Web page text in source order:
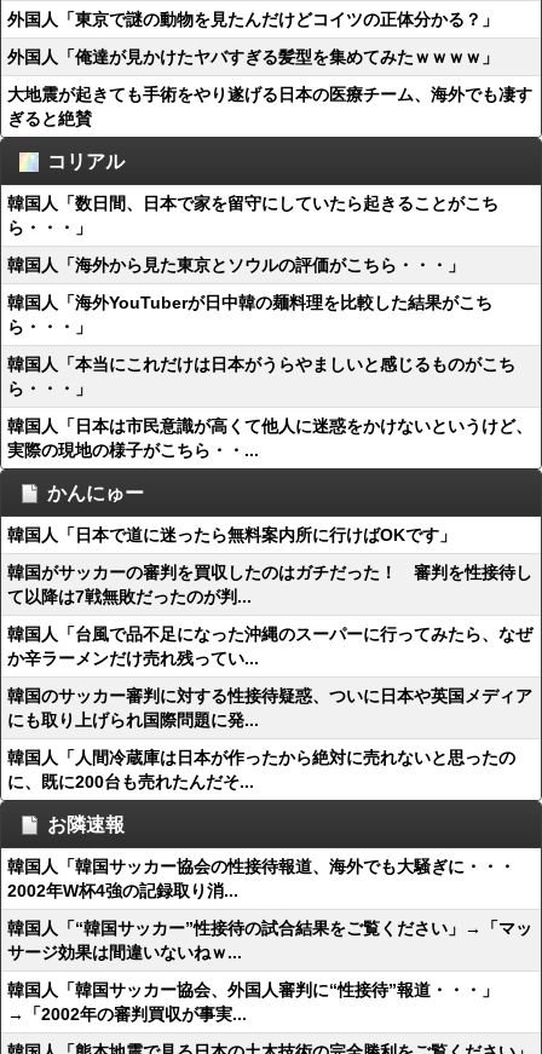
外国人「東京で謎の動物を見たんだけどコイツの正体分かる？」
外国人「俺達が見かけたヤバすぎる髪型を集めてみたｗｗｗｗ」
大地震が起きても手術をやり遂げる日本の医療チーム、海外でも凄す
ぎると絶賛
コリアル
韓国人「数日間、日本で家を留守にしていたら起きることがこち
ら・・・」
韓国人「海外から見た東京とソウルの評価がこちら・・・」
韓国人「海外YouTuberが日中韓の麺料理を比較した結果がこち
ら・・・」
韓国人「本当にこれだけは日本がうらやましいと感じるものがこち
ら・・・」
韓国人「日本は市民意識が高くて他人に迷惑をかけないというけど、
実際の現地の様子がこちら・・...
かんにゅー
韓国人「日本で道に迷ったら無料案内所に行けばOKです」
韓国がサッカーの審判を買収したのはガチだった！ 審判を性接待し
て以降は7戦無敗だったのが判...
韓国人「台風で品不足になった沖縄のスーパーに行ってみたら、なぜ
か辛ラーメンだけ売れ残ってい...
韓国のサッカー審判に対する性接待疑惑、ついに日本や英国メディア
にも取り上げられ国際問題に発...
韓国人「人間冷蔵庫は日本が作ったから絶対に売れないと思ったの
に、既に200台も売れたんだそ...
お隣速報
韓国人「韓国サッカー協会の性接待報道、海外でも大騒ぎに・・・
2002年W杯4強の記録取り消...
韓国人「“韓国サッカー”性接待の試合結果をご覧ください」→「マッ
サージ効果は間違いないねｗ...
韓国人「韓国サッカー協会、外国人審判に“性接待”報道・・・」
→「2002年の審判買収が事実...